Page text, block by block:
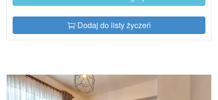
Dodaj do listy życzeń